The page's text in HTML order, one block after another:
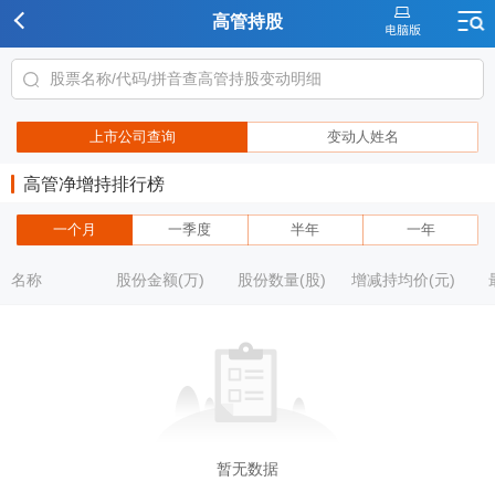
高管持股
上市公司查询 变动人姓名
高管净增持排行榜
一个月 一季度 半年 一年
名称 股份金额(万) 股份数量(股) 增减持均价(元)
暂无数据